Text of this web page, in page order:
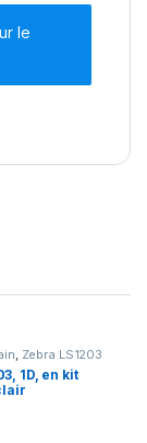
le
, Zebra LS1203
1D, en kit